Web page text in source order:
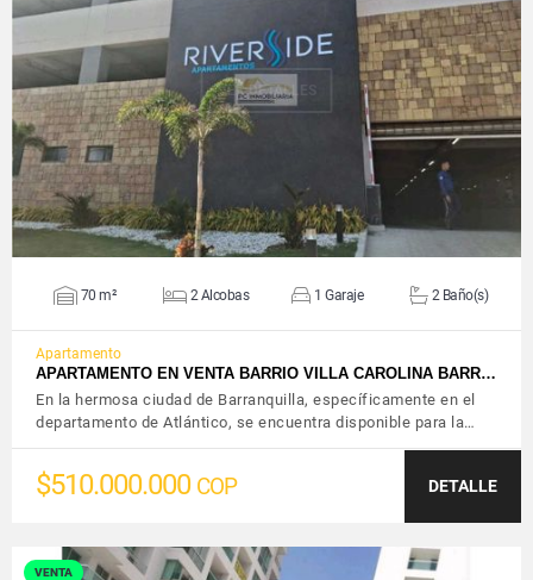
VER DETALLES
70 m² 2 Alcobas 1 Garaje 2 Baño(s)
Apartamento
APARTAMENTO EN VENTA BARRIO VILLA CAROLINA BARR…
En la hermosa ciudad de Barranquilla, específicamente en el
departamento de Atlántico, se encuentra disponible para la…
$510.000.000 COP DETALLE
VENTA